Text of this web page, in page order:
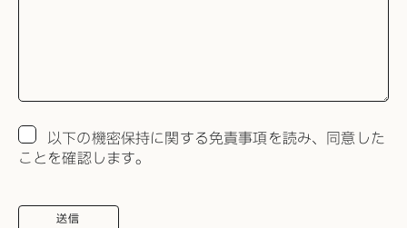
以下の機密保持に関する免責事項を読み、同意した
ことを確認します。
送信